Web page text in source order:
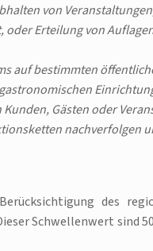
von
Erteilung von
auf bestimmten
Gästen oder
nachverfolgen
des
Schwellenwert sind